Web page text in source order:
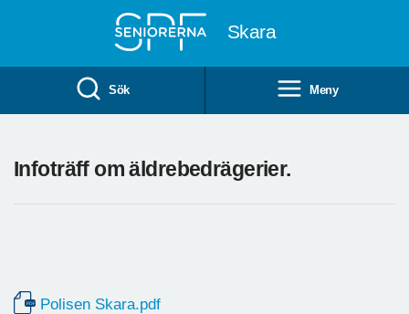
Skara
Sök Meny
Infoträff om äldrebedrägerier.
Polisen Skara.pdf